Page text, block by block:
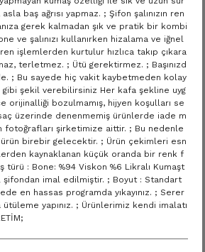
baş ağrısı yapmaz. ; Şifon şalınızın ren
gerek kalmadan şık ve pratik bir kombi
ve şalınızı kullanırken hizalama ve iğnel
işlemlerden kurtulur hızlıca takıp çıkara
terletmez. ; Ütü gerektirmez. ; Başınızd
; Bu sayede hiç vakit kaybetmeden kolay
gibi şekil verebilirsiniz Her kafa şekline uyg
orijinalliği bozulmamış, hijyen koşulları se
üzerinde denenmemiş ürünlerde iade m
fotoğrafları şirketimize aittir. ; Bu nedenle
birebir gelecektir. ; Ürün çekimleri esn
kaynaklanan küçük oranda bir renk f
türü : Bone: %94 Viskon %6 Likralı Kumaşt
şifondan imal edilmiştir. ; Boyut : Standart
en hassas programda yıkayınız. ; Serer
ütüleme yapınız. ; Ürünlerimiz kendi imalatı